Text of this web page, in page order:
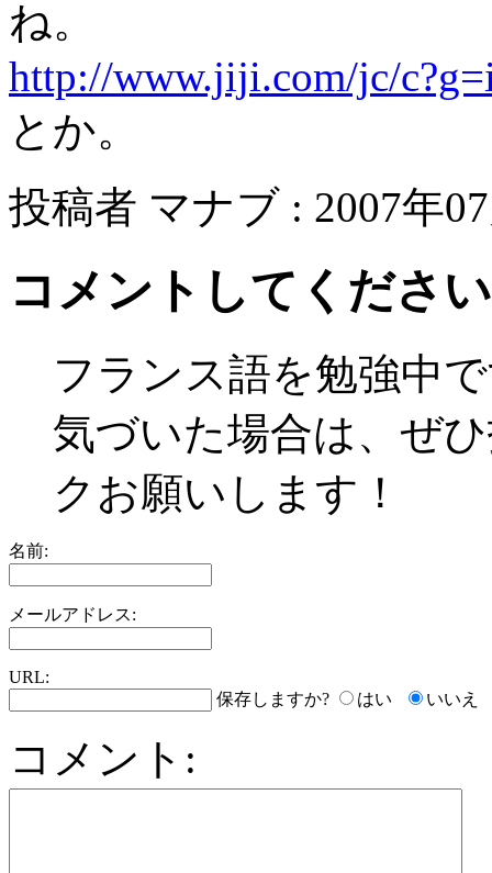
ね。
http://www.jiji.com/jc/
とか。
投稿者 マナブ : 2007年
コメントしてください
フランス語を勉強中
気づいた場合は、ぜ
クお願いします！
名前:
メールアドレス:
URL:
保存しますか?
はい いいえ
コメント: